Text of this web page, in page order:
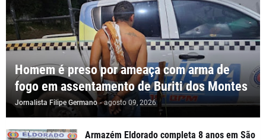
Homem é preso por ameaça com arma de
fogo em assentamento de Buriti dos Montes
Jornalista Filipe Germano - agosto 09, 2026
Armazém Eldorado completa 8 anos em São